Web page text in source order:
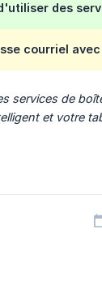
des
courriel
services de
et votre